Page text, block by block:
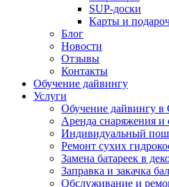
SUP-доски
Карты и
Блог
Новости
Отзывы
Контакты
Обучение дайвингу
Услуги
Обучение дайвингу
Аренда снаряжения и
Индивидуальный
Ремонт сухих
Замена батареек в
Заправка и закачка
Обслуживание и